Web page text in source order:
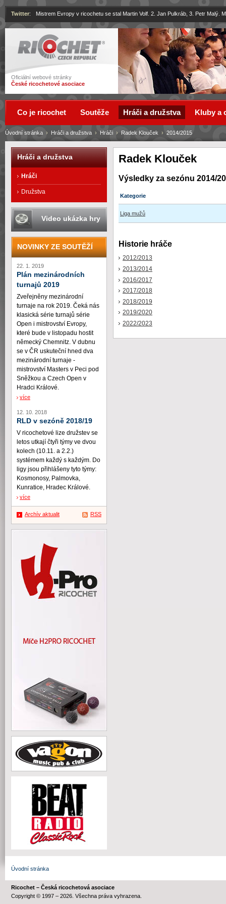
Ricochet
Oficiální webové stránky
České ricochetové asociace
Twitter: Mistrem Evropy v ricochetu se stal Martin Volf. 2. Jan Pulkráb, 3. Petr Malý.
Radek Klouček
Výsledky za sezónu 2014/
Kategorie
Liga mužů
Historie hráče
2012/2013
2013/2014
2016/2017
2017/2018
2018/2019
2019/2020
2022/2023
Úvodní stránka › Hráči a družstva › Hráči › Radek Klouček › 2014/2015
Co je ricochet Soutěže Hráči a družstva Kluby a
Hráči a družstva
Hráči
Družstva
Video ukázka hry
NOVINKY ZE SOUTĚŽÍ
22. 1. 2019
Plán mezinárodních
turnajů 2019
Zveřejněny mezinárodní
turnaje na rok 2019. Čeká nás
klasická série turnajů série
Open i mistrovství Evropy,
které bude v listopadu hostit
německý Chemnitz. V dubnu
se v ČR uskuteční hned dva
mezinárodní turnaje -
mistrovství Masters v Peci pod
Sněžkou a Czech Open v
Hradci Králové.
více
12. 10. 2018
RLD v sezóně 2018/19
V ricochetové lize družstev se
letos utkají čtyři týmy ve dvou
kolech (10.11. a 2.2.)
systémem každý s každým. Do
ligy jsou přihlášeny tyto týmy:
Kosmonosy, Palmovka,
Kunratice, Hradec Králové.
více
Archív aktualit RSS
Úvodní stránka
Ricochet – Česká ricochetová asociace
Copyright © 1997 – 2026. Všechna práva vyhrazena.